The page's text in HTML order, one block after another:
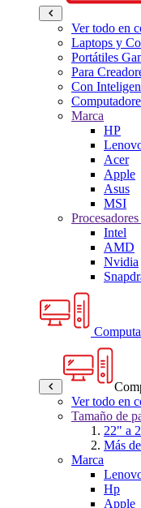
Ver todo en
Laptops y
Portátiles
Para
Con
Marca
HP
Acer
Apple
Asus
MSI
Intel
AMD
Nvidia
Ver todo en
Tamaño de
22" a
Más
Marca
Hp
Apple